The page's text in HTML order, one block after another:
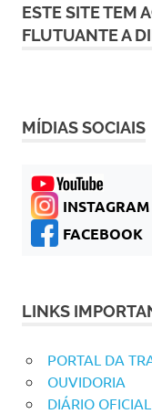
ESTE SITE TEM
FLUTUANTE A
MÍDIAS SOCIAIS
INSTAGRAM
FACEBOOK
LINKS
PORTAL DA
OUVIDORIA
DIÁRIO OFICIAL